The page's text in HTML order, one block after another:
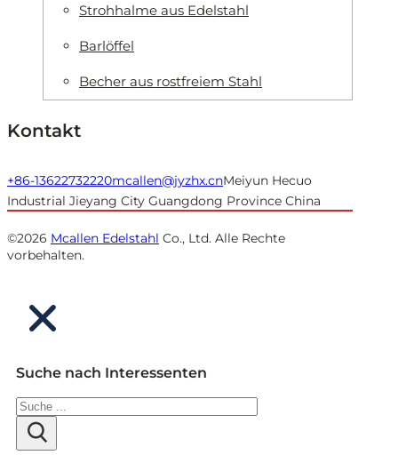
Strohhalme aus Edelstahl
Barlöffel
Becher aus rostfreiem Stahl
Kontakt
+86-13622732220mcallen@jyzhx.cnMeiyun Hecuo
Industrial Jieyang City Guangdong Province China
©2026 Mcallen Edelstahl Co., Ltd. Alle Rechte
vorbehalten.
Suche nach Interessenten
Suchen